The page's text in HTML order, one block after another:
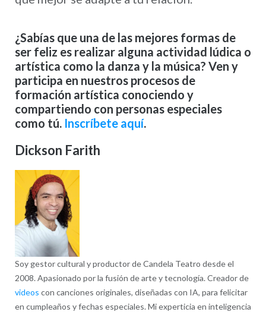
¿Sabías que una de las mejores formas de
ser feliz es realizar alguna actividad lúdica o
artística como la danza y la música? Ven y
participa en nuestros procesos de
formación artística conociendo y
compartiendo con personas especiales
como tú. Inscríbete aquí.
Dickson Farith
Soy gestor cultural y productor de Candela Teatro desde el
2008. Apasionado por la fusión de arte y tecnología. Creador de
videos con canciones originales, diseñadas con IA, para felicitar
en cumpleaños y fechas especiales. Mi experticia en inteligencia